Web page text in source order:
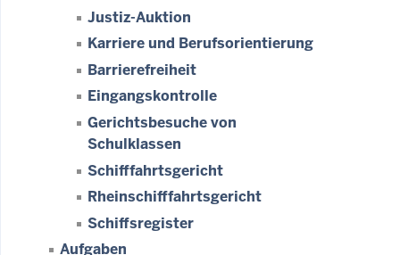
Justiz-Auktion
Karriere und Berufsorientierung
Barrierefreiheit
Eingangskontrolle
Gerichtsbesuche von
Schulklassen
Schifffahrtsgericht
Rheinschifffahrtsgericht
Schiffsregister
Aufgaben